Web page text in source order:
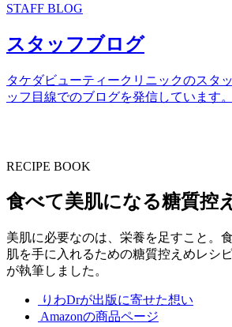
STAFF BLOG
スタッフブログ
タケダビューティークリニックのスタ
ッフ目線でのブログを発信しています。
RECIPE BOOK
食べて美肌になる糖質控
美肌に必要なのは、栄養を足すこと。
肌を手に入れるための糖質控えめレシ
が執筆しました。
りわDrが出版に寄せた想い
Amazonの商品ページ